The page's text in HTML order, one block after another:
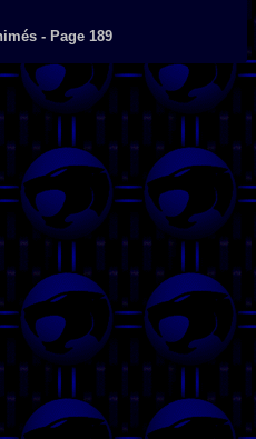
- Page 189